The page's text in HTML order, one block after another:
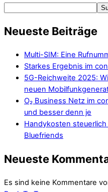
Neueste Beiträge
Multi-SIM: Eine
Starkes Ergebnis im
5G-Reichweite 2025:
neuen
O₂ Business Netz im
und besser denn je
Handykosten steuerlich
Bluefriends
Neueste
Es sind keine Kommentare